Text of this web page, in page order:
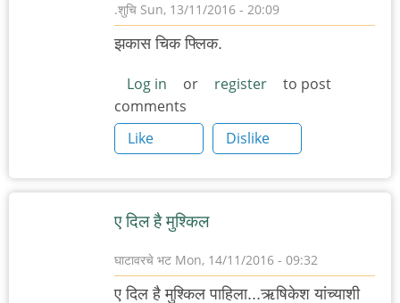
.शुचि Sun, 13/11/2016 - 20:09
झकास चिक फ्लिक.
Log in or register
to post
comments
Like
Dislike
ए दिल है मुश्किल
घाटावरचे भट Mon, 14/11/2016 - 09:32
ए दिल है मुश्किल पाहिला...ऋषिकेश यांच्याशी